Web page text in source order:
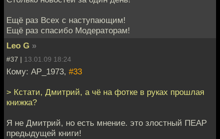
Ещё раз Всех с наступающим!
Ещё раз спасибо Модераторам!
Leo G »
#37 | 13.01.09 18:24
Кому: AP_1973, #33
> Кстати, Дмитрий, а чё на фотке в руках прошлая
книжка?
Я не Дмитрий, но есть мнение. это злостный ПЕАР
предыдущей книги!